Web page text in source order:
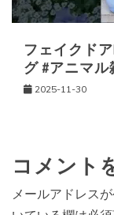
フェイクド
グ #アニマル
2025-11-30
コメント
メールアドレス